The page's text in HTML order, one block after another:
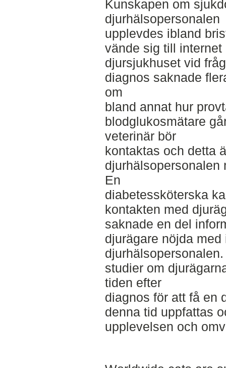
Kunskapen om
djurhälsopersonalen
upplevdes ibland
vände sig till
djursjukhuset vid
diagnos saknade
om
bland annat hur
blodglukosmätare
veterinär bör
kontaktas och detta
djurhälsopersonalen
En
diabetessköterska
kontakten med
saknade en del
djurägare nöjda
studier om
tiden efter
diagnos för att få en
denna tid uppfattas
upplevelsen och